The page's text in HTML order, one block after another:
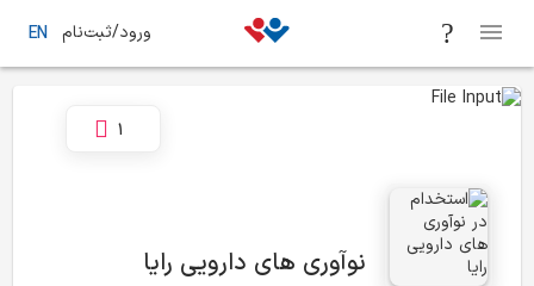
ورود/ثبت‌نام EN
نوآوری های دارویی رایا
1